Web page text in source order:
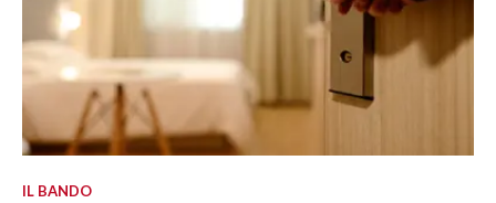
IL BANDO